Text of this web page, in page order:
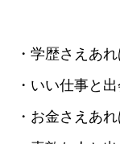
・学歴さえあ
・いい仕事と
・お金さえあ